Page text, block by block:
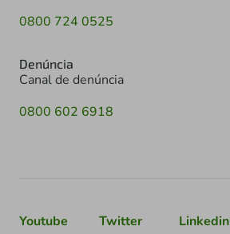
0800 724 0525
Denúncia
Canal de denúncia
0800 602 6918
Youtube Twitter Linkedin